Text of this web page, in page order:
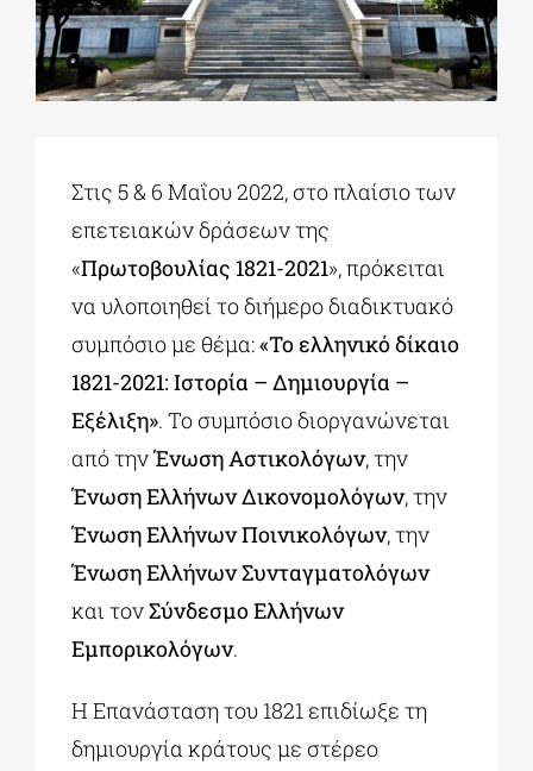
ΔΙΔΑΚΤΟΡΙΚΑ
ΠΟΛΙΤΙΣΤΙΚΟΙ ΦΟΡΕΙΣ
ΧΩΡΟΙ ΤΕΧΝΗΣ
ΔΗΜΟΙ
ΕΚΔΗΛΩΣΕΙΣ
Στις 5 & 6 Μαΐου 2022, στο πλαίσιο των
επετειακών δράσεων της
«Πρωτοβουλίας 1821-2021», πρόκειται
να υλοποιηθεί το διήμερο διαδικτυακό
συμπόσιο με θέμα:«Το ελληνικό δίκαιο
1821-2021: Ιστορία – Δημιουργία –
Εξέλιξη». Το συμπόσιο διοργανώνεται
από τηνΈνωση Αστικολόγων, την
Ένωση Ελλήνων Δικονομολόγων, την
Ένωση Ελλήνων Ποινικολόγων, την
Ένωση Ελλήνων Συνταγματολόγων
και τονΣύνδεσμο Ελλήνων
Εμπορικολόγων.
Η Επανάσταση του 1821 επιδίωξε τη
δημιουργία κράτους με στέρεο